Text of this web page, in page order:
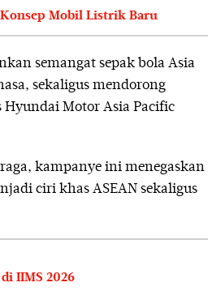
Mobil Listrik Baru
semangat sepak bola Asia
sekaligus mendorong
Motor Asia Pacific
kampanye ini menegaskan
ciri khas ASEAN sekaligus
IIMS 2026